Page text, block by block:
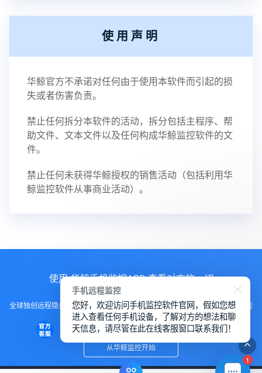
使用声明
华鲸官方不承诺对任何由于使用本软件而引起的损
失或者伤害负责。
禁止任何拆分本软件的活动，拆分包括主程序、帮
助文件、文本文件以及任何构成华鲸监控软件的文
件。
禁止任何未获得华鲸授权的销售活动（包括利用华
鲸监控软件从事商业活动）。
使用 华鲸手机监控APP 查看对方的一切
全球独创远程隐身运行监控手机，不用经过对方同意安装，100%不让对方发现
知道
从华鲸监控开始
1
手机远程监控
您好，欢迎访问手机监控软件官网，假如您想
进入查看任何手机设备，了解对方的想法和聊
天信息，请尽管在此在线客服窗口联系我们！